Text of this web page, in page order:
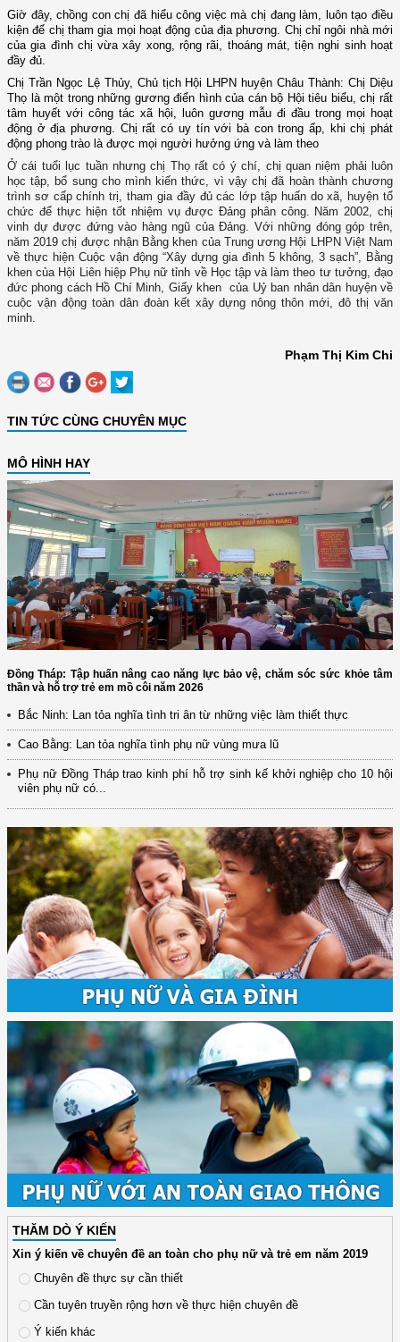
Giờ đây, chồng con chị đã hiểu công việc mà chị đang làm, luôn tạo điều
kiện để chị tham gia mọi hoạt động của địa phương. Chị chỉ ngôi nhà mới
của gia đình chị vừa xây xong, rộng rãi, thoáng mát, tiện nghi sinh hoạt
đầy đủ.
Chị Trần Ngọc Lệ Thủy, Chủ tịch Hội LHPN huyện Châu Thành: Chị Diệu
Thọ là một trong những gương điển hình của cán bộ Hội tiêu biểu, chị rất
tâm huyết với công tác xã hội, luôn gương mẫu đi đầu trong mọi hoạt
động ở địa phương. Chị rất có uy tín với bà con trong ấp, khi chị phát
động phong trào là được mọi người hưởng ứng và làm theo
Ở cái tuổi lục tuần nhưng chị Thọ rất có ý chí, chị quan niệm phải luôn
học tập, bổ sung cho mình kiến thức, vì vậy chị đã hoàn thành chương
trình sơ cấp chính trị, tham gia đầy đủ các lớp tập huấn do xã, huyện tổ
chức để thực hiện tốt nhiệm vụ được Đảng phân công. Năm 2002, chị
vinh dự được đứng vào hàng ngũ của Đảng. Với những đóng góp trên,
năm 2019 chị được nhận Bằng khen của Trung ương Hội LHPN Việt Nam
về thực hiện Cuộc vận động “Xây dựng gia đình 5 không, 3 sạch”, Bằng
khen của Hội Liên hiệp Phụ nữ tỉnh về Học tập và làm theo tư tưởng, đạo
đức phong cách Hồ Chí Minh, Giấy khen của Uỷ ban nhân dân huyện về
cuộc vận động toàn dân đoàn kết xây dựng nông thôn mới, đô thị văn
minh.
Phạm Thị Kim Chi
TIN TỨC CÙNG CHUYÊN MỤC
MÔ HÌNH HAY
Đồng Tháp: Tập huấn nâng cao năng lực bảo vệ, chăm sóc sức khỏe tâm
thần và hỗ trợ trẻ em mồ côi năm 2026
Bắc Ninh: Lan tỏa nghĩa tình tri ân từ những việc làm thiết thực
Cao Bằng: Lan tỏa nghĩa tình phụ nữ vùng mưa lũ
Phụ nữ Đồng Tháp trao kinh phí hỗ trợ sinh kế khởi nghiệp cho 10 hội
viên phụ nữ có...
THĂM DÒ Ý KIẾN
Xin ý kiến về chuyên đề an toàn cho phụ nữ và trẻ em năm 2019
Chuyên đề thực sự cần thiết
Cần tuyên truyền rộng hơn về thực hiện chuyên đề
Ý kiến khác